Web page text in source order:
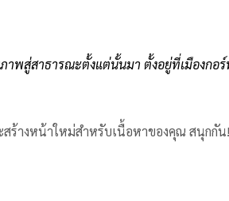
พสู่สาธารณะตั้งแต่นั้นมา ตั้งอยู่ที่เมืองกอ
ร้างหน้าใหม่สำหรับเนื้อหาของคุณ สนุกกัน!